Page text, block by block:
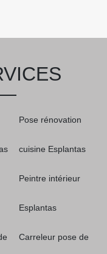
Pose rénovation
cuisine Esplantas
Peintre intérieur
Esplantas
Carreleur pose de